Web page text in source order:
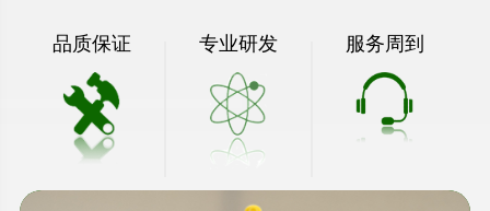
品质保证 专业研发 服务周到